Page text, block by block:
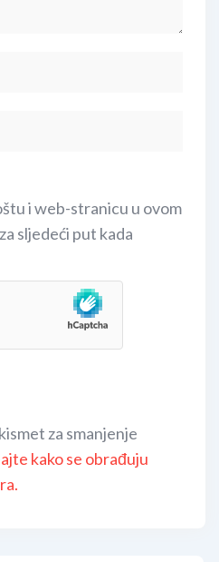
i web-stranicu u ovom
sljedeći put kada
za smanjenje
kako se obrađuju